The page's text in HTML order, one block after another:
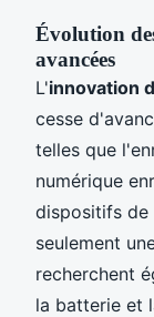
Évolution
avancées
L'innovation
cesse
telles que
numérique
dispositifs de
seulement
recherchent
la batterie et